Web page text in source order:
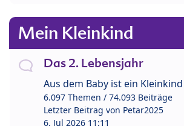
Mein Kleinkind
Das 2. Lebensjahr
Aus dem Baby ist ein
6.097 Themen / 74.093 Beiträge
Letzter Beitrag von Petar2025
6. Jul 2026 11:11